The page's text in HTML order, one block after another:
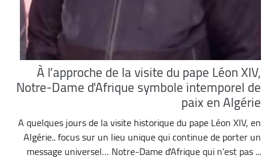
À l’approche de la visite du pape Léon XIV,
Notre-Dame d'Afrique symbole intemporel de
paix en Algérie
A quelques jours de la visite historique du pape Léon XIV, en
Algérie.. focus sur un lieu unique qui continue de porter un
message universel… Notre-Dame d'Afrique qui n’est pas ...